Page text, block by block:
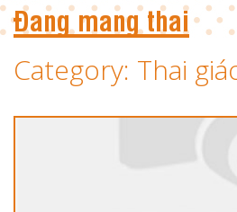
Đang mang thai
Category: Thai